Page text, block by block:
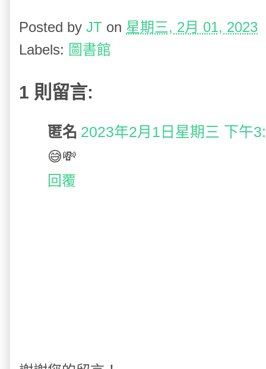
Posted by JT on 星期三, 2月 01, 2023
Labels: 圖書館
1 則留言:
匿名 2023年2月1日星期三 下午
😅💸
回覆